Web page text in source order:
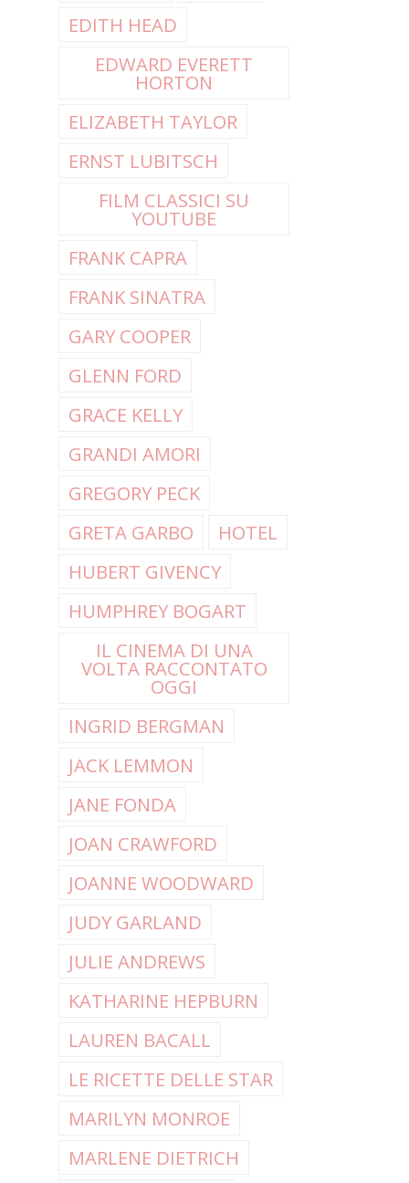
EDITH HEAD
EDWARD EVERETT
HORTON
ELIZABETH TAYLOR
ERNST LUBITSCH
FILM CLASSICI SU
YOUTUBE
FRANK CAPRA
FRANK SINATRA
GARY COOPER
GLENN FORD
GRACE KELLY
GRANDI AMORI
GREGORY PECK
GRETA GARBO
HOTEL
HUBERT GIVENCY
HUMPHREY BOGART
IL CINEMA DI UNA
VOLTA RACCONTATO
OGGI
INGRID BERGMAN
JACK LEMMON
JANE FONDA
JOAN CRAWFORD
JOANNE WOODWARD
JUDY GARLAND
JULIE ANDREWS
KATHARINE HEPBURN
LAUREN BACALL
LE RICETTE DELLE STAR
MARILYN MONROE
MARLENE DIETRICH